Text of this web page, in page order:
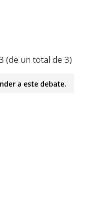
(de un total de 3)
a este debate.